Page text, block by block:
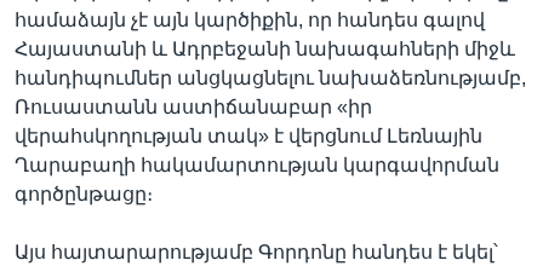
համաձայն չէ այն կարծիքին, որ հանդես գալով
Հայաստանի և Ադրբեջանի նախագահների միջև
հանդիպումներ անցկացնելու նախաձեռնությամբ,
Ռուսաստանն աստիճանաբար «իր
վերահսկողության տակ» է վերցնում Լեռնային
Ղարաբաղի հակամարտության կարգավորման
գործընթացը։
Այս հայտարարությամբ Գորդոնը հանդես է եկել՝